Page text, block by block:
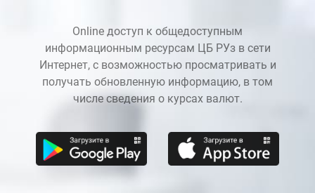
Online доступ к общедоступным
информационным ресурсам ЦБ РУз в сети
Интернет, с возможностью просматривать и
получать обновленную информацию, в том
числе сведения о курсах валют.